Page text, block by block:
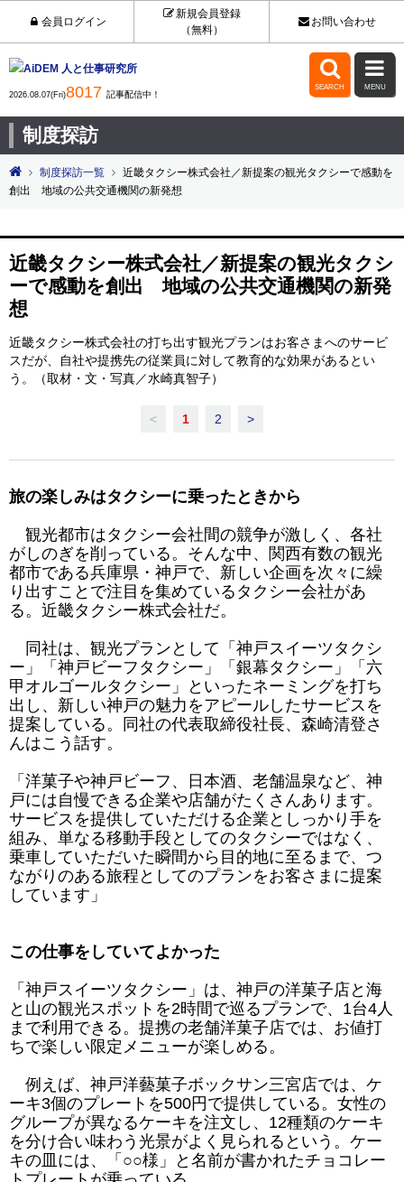
会員ログイン
新規会員登録
（無料）
お問い合わせ
2026.08.07(Fri)8017 記事配信中！

SEARCH

MENU
制度探訪
制度探訪一覧
近畿タクシー株式会社／新提案の観光タクシーで感動を
創出 地域の公共交通機関の新発想
近畿タクシー株式会社／新提案の観光タクシ
ーで感動を創出 地域の公共交通機関の新発
想
近畿タクシー株式会社の打ち出す観光プランはお客さまへのサービ
スだが、自社や提携先の従業員に対して教育的な効果があるとい
う。（取材・文・写真／水崎真智子）
< 1 2 >
旅の楽しみはタクシーに乗ったときから
観光都市はタクシー会社間の競争が激しく、各社
がしのぎを削っている。そんな中、関西有数の観光
都市である兵庫県・神戸で、新しい企画を次々に繰
り出すことで注目を集めているタクシー会社があ
る。近畿タクシー株式会社だ。
同社は、観光プランとして「神戸スイーツタクシ
ー」「神戸ビーフタクシー」「銀幕タクシー」「六
甲オルゴールタクシー」といったネーミングを打ち
出し、新しい神戸の魅力をアピールしたサービスを
提案している。同社の代表取締役社長、森崎清登さ
んはこう話す。
「洋菓子や神戸ビーフ、日本酒、老舗温泉など、神
戸には自慢できる企業や店舗がたくさんあります。
サービスを提供していただける企業としっかり手を
組み、単なる移動手段としてのタクシーではなく、
乗車していただいた瞬間から目的地に至るまで、つ
ながりのある旅程としてのプランをお客さまに提案
しています」
この仕事をしていてよかった
「神戸スイーツタクシー」は、神戸の洋菓子店と海
と山の観光スポットを2時間で巡るプランで、1台4人
まで利用できる。提携の老舗洋菓子店では、お値打
ちで楽しい限定メニューが楽しめる。
例えば、神戸洋藝菓子ボックサン三宮店では、ケ
ーキ3個のプレートを500円で提供している。女性の
グループが異なるケーキを注文し、12種類のケーキ
を分け合い味わう光景がよく見られるという。ケー
キの皿には、「○○様」と名前が書かれたチョコレー